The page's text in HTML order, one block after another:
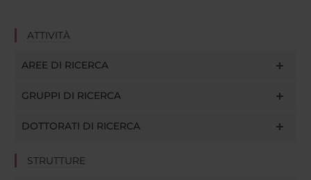
ATTIVITÀ
AREE DI RICERCA
GRUPPI DI RICERCA
DOTTORATI DI RICERCA
STRUTTURE